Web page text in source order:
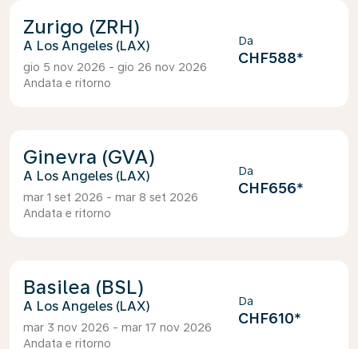
Zurigo (ZRH)
Los Angeles (LAX)
gio 5 nov 2026 - gio 26 nov 2026
Andata e ritorno
Da
CHF588*
Ginevra (GVA)
Los Angeles (LAX)
mar 1 set 2026 - mar 8 set 2026
Andata e ritorno
Da
CHF656*
Basilea (BSL)
Los Angeles (LAX)
mar 3 nov 2026 - mar 17 nov 2026
Andata e ritorno
Da
CHF610*